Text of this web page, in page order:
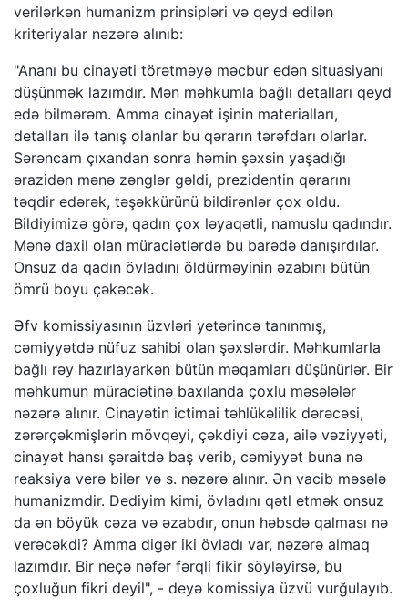
verilərkən humanizm prinsipləri və qeyd edilən
kriteriyalar nəzərə alınıb:
"Ananı bu cinayəti törətməyə məcbur edən situasiyanı
düşünmək lazımdır. Mən məhkumla bağlı detalları qeyd
edə bilmərəm. Amma cinayət işinin materialları,
detalları ilə tanış olanlar bu qərarın tərəfdarı olarlar.
Sərəncam çıxandan sonra həmin şəxsin yaşadığı
ərazidən mənə zənglər gəldi, prezidentin qərarını
təqdir edərək, təşəkkürünü bildirənlər çox oldu.
Bildiyimizə görə, qadın çox ləyaqətli, namuslu qadındır.
Mənə daxil olan müraciətlərdə bu barədə danışırdılar.
Onsuz da qadın övladını öldürməyinin əzabını bütün
ömrü boyu çəkəcək.
Əfv komissiyasının üzvləri yetərincə tanınmış,
cəmiyyətdə nüfuz sahibi olan şəxslərdir. Məhkumlarla
bağlı rəy hazırlayarkən bütün məqamları düşünürlər. Bir
məhkumun müraciətinə baxılanda çoxlu məsələlər
nəzərə alınır. Cinayətin ictimai təhlükəlilik dərəcəsi,
zərərçəkmişlərin mövqeyi, çəkdiyi cəza, ailə vəziyyəti,
cinayət hansı şəraitdə baş verib, cəmiyyət buna nə
reaksiya verə bilər və s. nəzərə alınır. Ən vacib məsələ
humanizmdir. Dediyim kimi, övladını qətl etmək onsuz
da ən böyük cəza və əzabdır, onun həbsdə qalması nə
verəcəkdi? Amma digər iki övladı var, nəzərə almaq
lazımdır. Bir neçə nəfər fərqli fikir söyləyirsə, bu
çoxluğun fikri deyil", - deyə komissiya üzvü vurğulayıb.